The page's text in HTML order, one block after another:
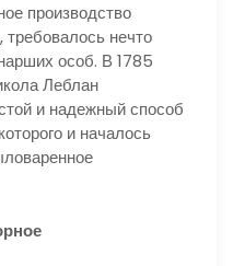
производство
нечто
особ. В 1785
Леблан
и надежный способ
и началось